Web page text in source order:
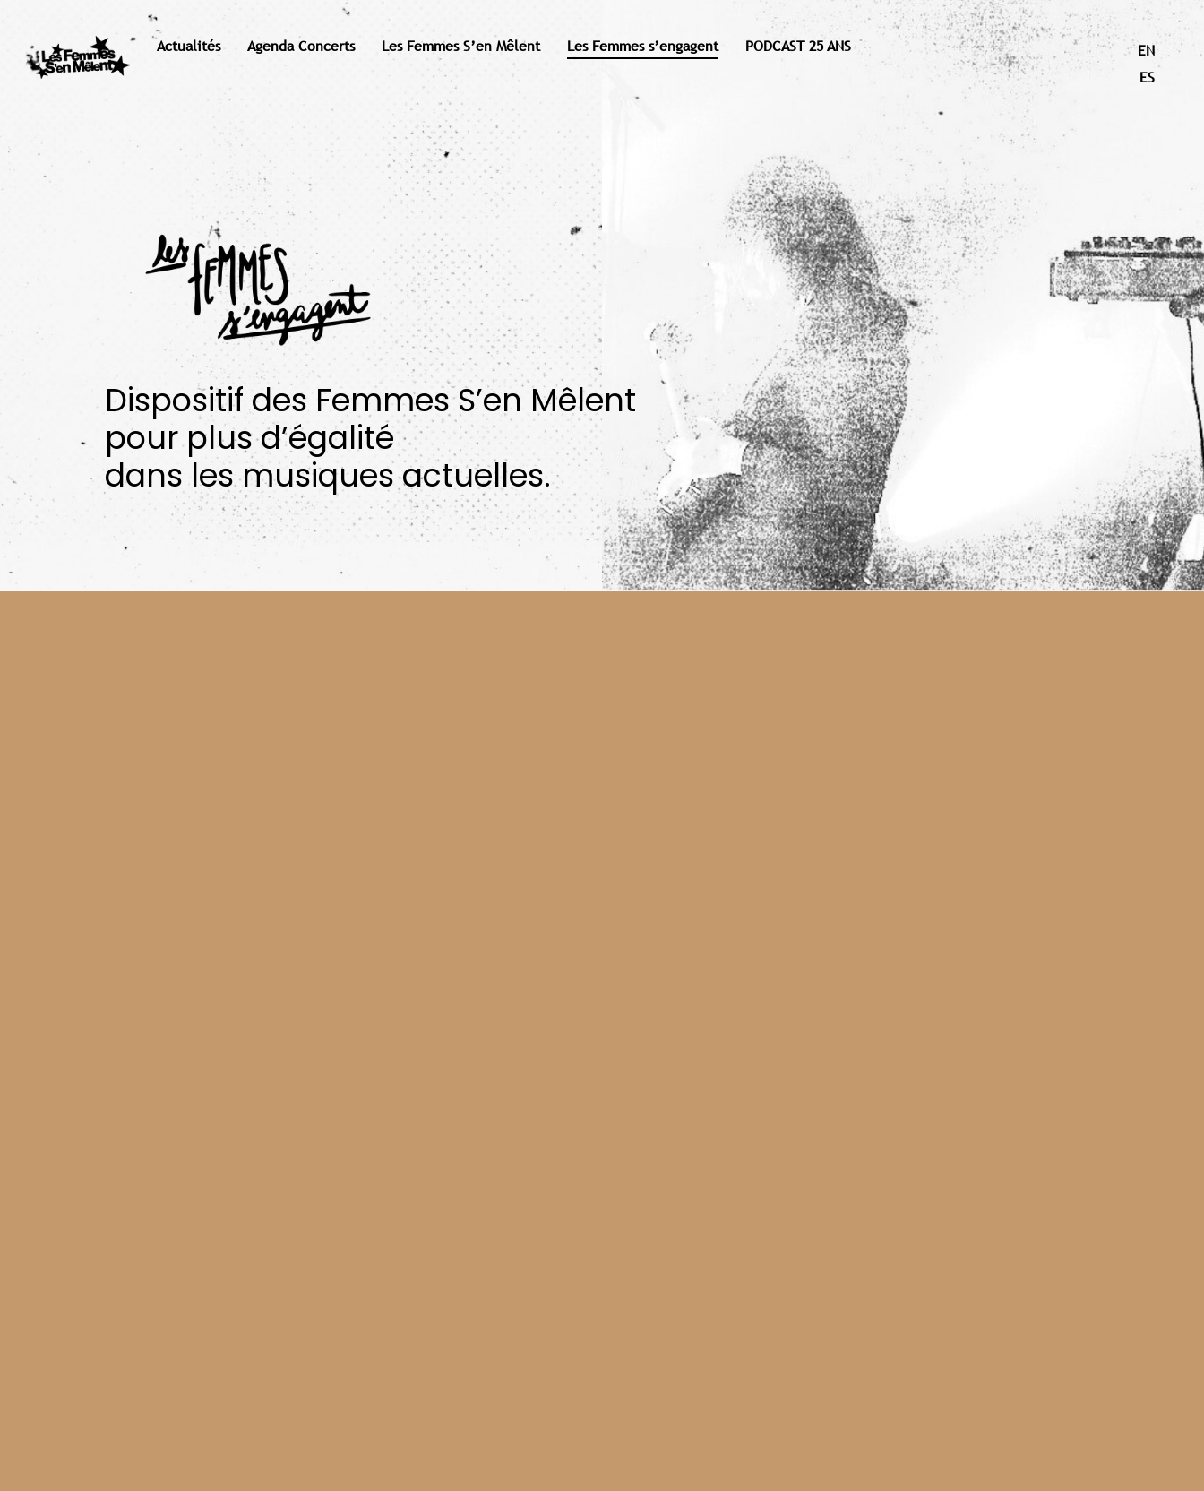
Actualités Agenda Concerts Les Femmes S’en Mêlent Les Femmes s’engagent PODCAST 25 ANS
EN
ES
Dispositif des Femmes S’en Mêlent
pour plus d’égalité
dans les musiques actuelles.